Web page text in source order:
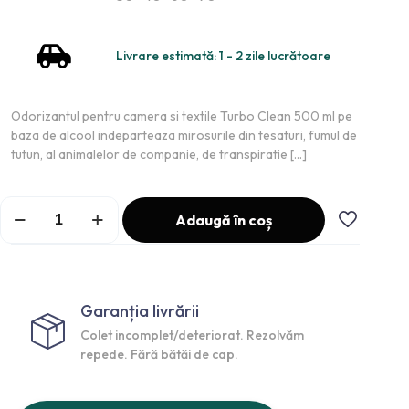
Livrare estimată: 1 - 2 zile lucrătoare
Odorizantul pentru camera si textile Turbo Clean 500 ml pe
baza de alcool indeparteaza mirosurile din tesaturi, fumul de
tutun, al animalelor de companie, de transpiratie […]
Adaugă în coș
Garanția livrării
Colet incomplet/deteriorat. Rezolvăm
repede. Fără bătăi de cap.